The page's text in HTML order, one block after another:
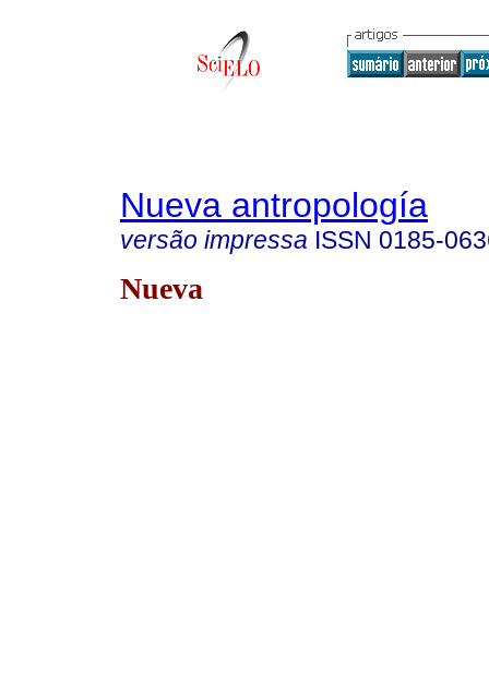
Nueva antropología
versão impressa ISSN 0185-
Nueva